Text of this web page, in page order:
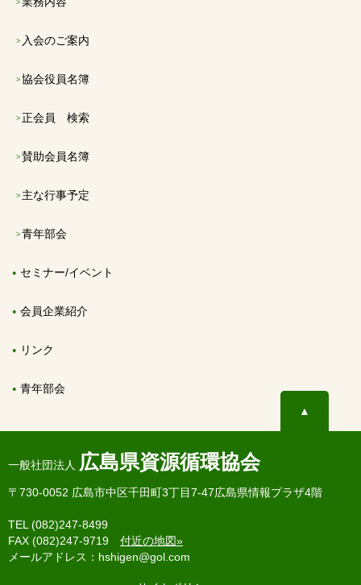
入会のご案内
協会役員名簿
正会員 検索
賛助会員名簿
主な行事予定
青年部会
セミナー/イベント
会員企業紹介
リンク
青年部会
▲
一般社団法人 広島県資源循環協会
〒730-0052 広島市中区千田町3丁目7-47広島県情報プラザ4階
TEL (082)247-8499
FAX (082)247-9719
付近の地図»
メールアドレス：hshigen@gol.com